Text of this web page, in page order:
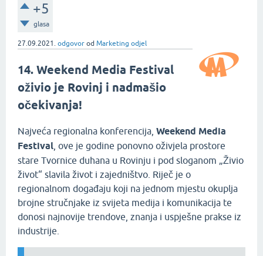
+5
glasa
27.09.2021. odgovor od Marketing odjel
14. Weekend Media Festival
oživio je Rovinj i nadmašio
očekivanja!
Najveća regionalna konferencija, Weekend Media
Festival , ove je godine ponovno oživjela prostore
stare Tvornice duhana u Rovinju i pod sloganom „Živio
život“ slavila život i zajedništvo. Riječ je o
regionalnom događaju koji na jednom mjestu okuplja
brojne stručnjake iz svijeta medija i komunikacija te
donosi najnovije trendove, znanja i uspješne prakse iz
industrije.